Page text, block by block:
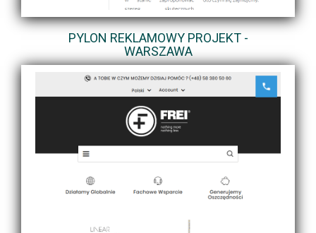
PYLON REKLAMOWY PROJEKT -
WARSZAWA